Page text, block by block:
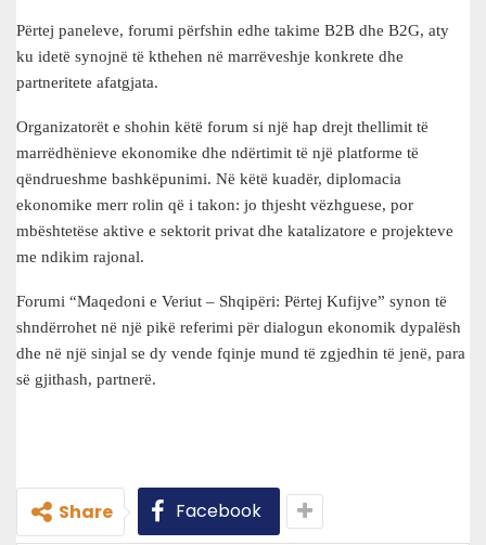
Përtej paneleve, forumi përfshin edhe takime B2B dhe B2G, aty
ku idetë synojnë të kthehen në marrëveshje konkrete dhe
partneritete afatgjata.
Organizatorët e shohin këtë forum si një hap drejt thellimit të
marrëdhënieve ekonomike dhe ndërtimit të një platforme të
qëndrueshme bashkëpunimi. Në këtë kuadër, diplomacia
ekonomike merr rolin që i takon: jo thjesht vëzhguese, por
mbështetëse aktive e sektorit privat dhe katalizatore e projekteve
me ndikim rajonal.
Forumi “Maqedoni e Veriut – Shqipëri: Përtej Kufijve” synon të
shndërrohet në një pikë referimi për dialogun ekonomik dypalësh
dhe në një sinjal se dy vende fqinje mund të zgjedhin të jenë, para
së gjithash, partnerë.
Share Facebook